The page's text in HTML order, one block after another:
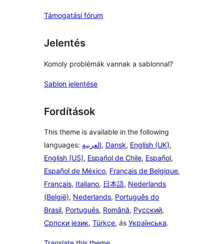
Támogatási fórum
Jelentés
Komoly problémák vannak a sablonnal?
Sablon jelentése
Fordítások
This theme is available in the following
languages: العربية, Dansk, English (UK),
English (US), Español de Chile, Español,
Español de México, Français de Belgique,
Français, Italiano, 日本語, Nederlands
(België), Nederlands, Português do
Brasil, Português, Română, Русский,
Српски језик, Türkçe, ás Українська.